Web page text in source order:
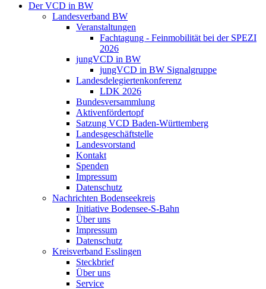
Der VCD in BW
Landesverband BW
Veranstaltungen
Fachtagung - Feinmobilität bei der SPEZI
2026
jungVCD in BW
jungVCD in BW Signalgruppe
Landesdelegiertenkonferenz
LDK 2026
Bundesversammlung
Aktivenfördertopf
Satzung VCD Baden-Württemberg
Landesgeschäftstelle
Landesvorstand
Kontakt
Spenden
Impressum
Datenschutz
Nachrichten Bodenseekreis
Initiative Bodensee-S-Bahn
Über uns
Impressum
Datenschutz
Kreisverband Esslingen
Steckbrief
Über uns
Service